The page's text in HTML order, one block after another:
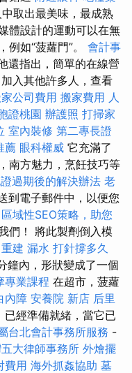
取出最美味，最成熟
體設計的運動可以在無
如“菠蘿門”。 會計事
還指出，簡單的在線營
入其他許多人，查看
公司費用 搬家費用 人
證桃園 辦護照 打掃家
室內裝修 第二專長證
薦 眼科權威 它充滿了
南方魅力，烹飪技巧等
過期後的解決辦法 老
到電子郵件中，以便您
區域性SEO策略，助您
們！ 將此製劑倒入模
建 漏水 打針撐多久
鐘內，形狀變成了一個
專業課程 在超市，菠蘿
內障 安養院 新店 后里
已經準備就緒，當它已
台北會計事務所服務 -
大律師事務所 外燴擺
費用 海外抓姦協助 墓